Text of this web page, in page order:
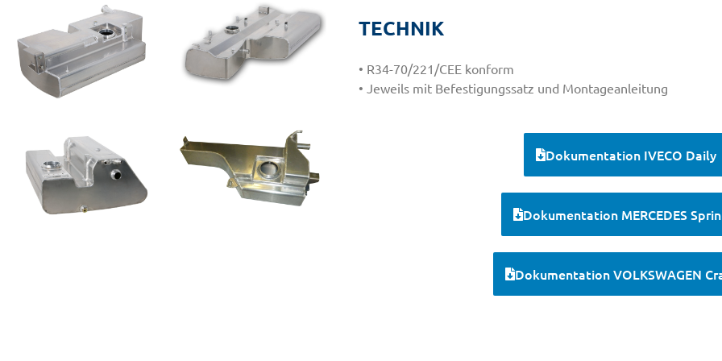
TECHNIK
• R34-70/221/CEE konform
• Jeweils mit Befestigungssatz und Montageanleitung
Dokumentation IVECO Daily
Dokumentation MERCEDES
Dokumentation VOLKSWAGEN